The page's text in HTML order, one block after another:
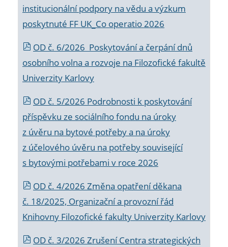
institucionální podpory na vědu a výzkum
poskytnuté FF UK_Co operatio 2026
OD č. 6/2026 Poskytování a čerpání dnů
osobního volna a rozvoje na Filozofické fakultě
Univerzity Karlovy
OD č. 5/2026 Podrobnosti k poskytování
příspěvku ze sociálního fondu na úroky
z úvěru na bytové potřeby a na úroky
z účelového úvěru na potřeby související
s bytovými potřebami v roce 2026
OD č. 4/2026 Změna opatření děkana
č. 18/2025, Organizační a provozní řád
Knihovny Filozofické fakulty Univerzity Karlovy
OD č. 3/2026 Zrušení Centra strategických